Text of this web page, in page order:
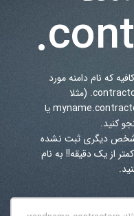
کافیه که نام دامنه مورد
(مثلا
brandname.contractors یا myname.contractors یا
کنید.
شخص دیگری ثبت نشده
از یک دقیقه!! به نام